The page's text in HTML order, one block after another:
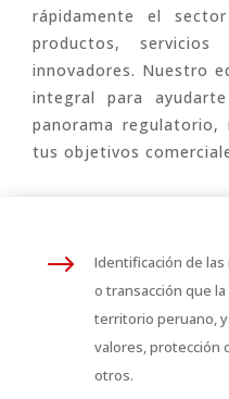
rápidamente el
productos,
innovadores. Nuestro
integral para
panorama
tus objetivos
$
Identificación de
o transacción que
territorio peruano,
valores, protección
otros.